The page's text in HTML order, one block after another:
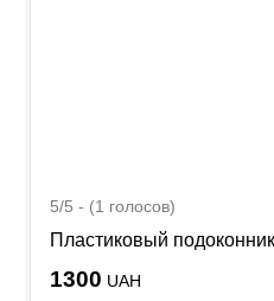
5/5 - (1 голосов)
Пластиковый
1300 UAH